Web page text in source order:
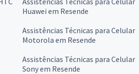
Huawei em Resende
Assistências Técnicas para Celular
Motorola em Resende
Assistências Técnicas para Celular
Sony em Resende